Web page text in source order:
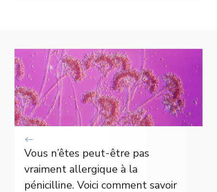
Vous n’êtes peut-être pas
vraiment allergique à la
pénicilline. Voici comment savoir